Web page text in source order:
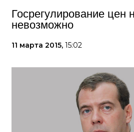
Госрегулирование цен
невозможно
11 марта 2015, 15:02